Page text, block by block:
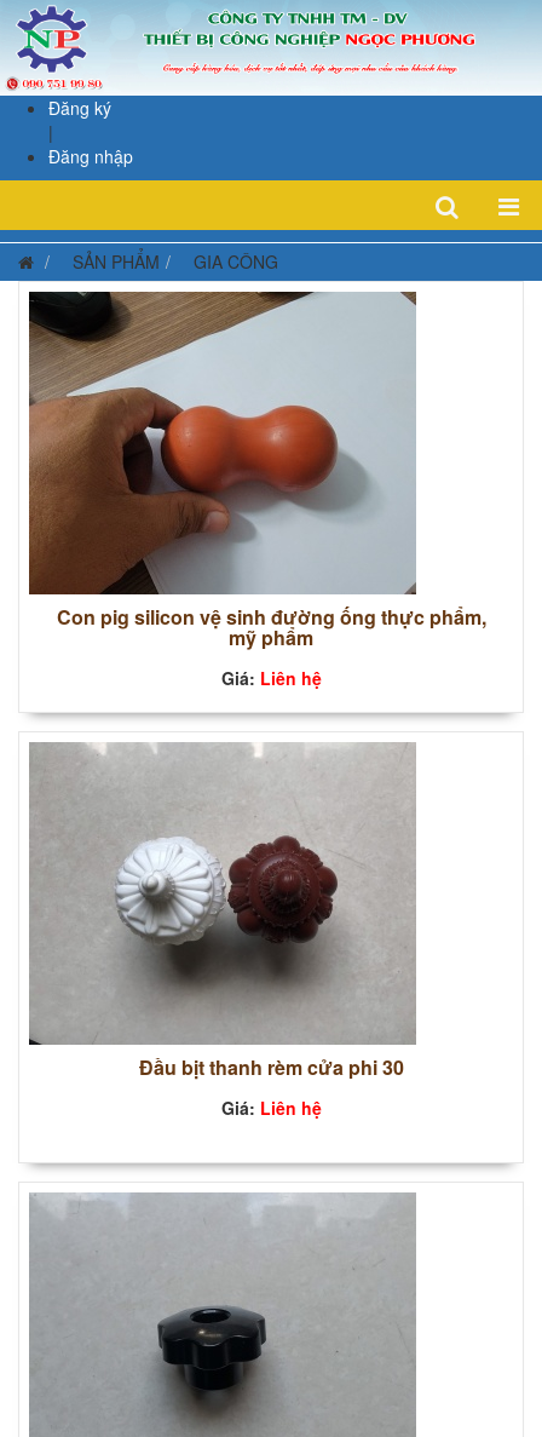
Đăng ký
|
Đăng nhập
SẢN PHẨM GIA CÔNG
Con pig silicon vệ sinh đường ống thực phẩm,
mỹ phẩm
Giá: Liên hệ
Đầu bịt thanh rèm cửa phi 30
Giá: Liên hệ